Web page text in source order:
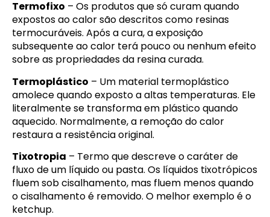
Termofixo – Os produtos que só curam quando
expostos ao calor são descritos como resinas
termocuráveis. Após a cura, a exposição
subsequente ao calor terá pouco ou nenhum efeito
sobre as propriedades da resina curada.
Termoplástico – Um material termoplástico
amolece quando exposto a altas temperaturas. Ele
literalmente se transforma em plástico quando
aquecido. Normalmente, a remoção do calor
restaura a resistência original.
Tixotropia – Termo que descreve o caráter de
fluxo de um líquido ou pasta. Os líquidos tixotrópicos
fluem sob cisalhamento, mas fluem menos quando
o cisalhamento é removido. O melhor exemplo é o
ketchup.